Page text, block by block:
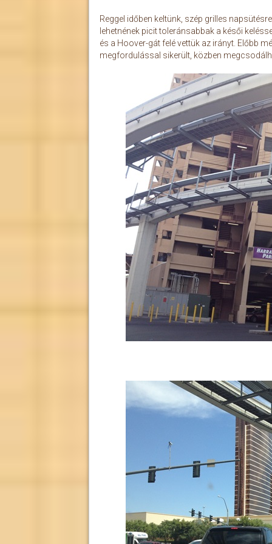
Reggel időben keltünk, szép grilles
lehetnének picit toleránsabbak a késői
és a Hoover-gát felé vettük az irányt. Előbb
megfordulással sikerült, közben